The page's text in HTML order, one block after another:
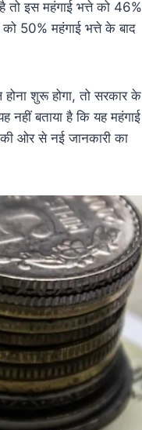
इस महंगाई भत्ते को 46%
50% महंगाई भत्ते के बाद
शुरू होगा, तो सरकार के
नहीं बताया है कि यह महंगाई
ओर से नई जानकारी का